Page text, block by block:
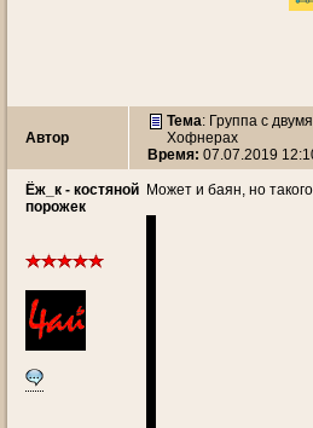
Автор
Тема: Группа с
Хофнерах
Время: 07.07.2019
Ёж_к - костяной
порожек
Может и баян, но